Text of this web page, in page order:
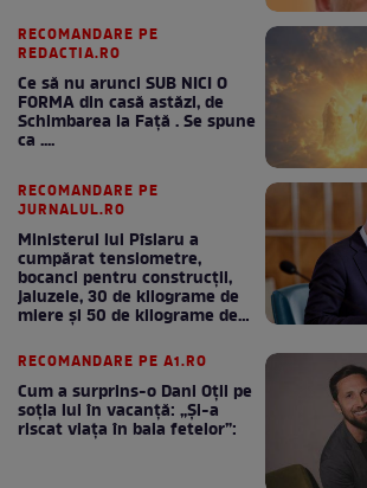
RECOMANDARE PE
REDACTIA.RO
Ce să nu arunci SUB NICI O
FORMA din casă astăzi, de
Schimbarea la Față . Se spune
ca ....
RECOMANDARE PE
JURNALUL.RO
Ministerul lui Pîslaru a
cumpărat tensiometre,
bocanci pentru construcții,
jaluzele, 30 de kilograme de
miere și 50 de kilograme de
RECOMANDARE PE A1.RO
Cum a surprins-o Dani Oțil pe
soția lui în vacanță: „Și-a
riscat viața în baia fetelor”: